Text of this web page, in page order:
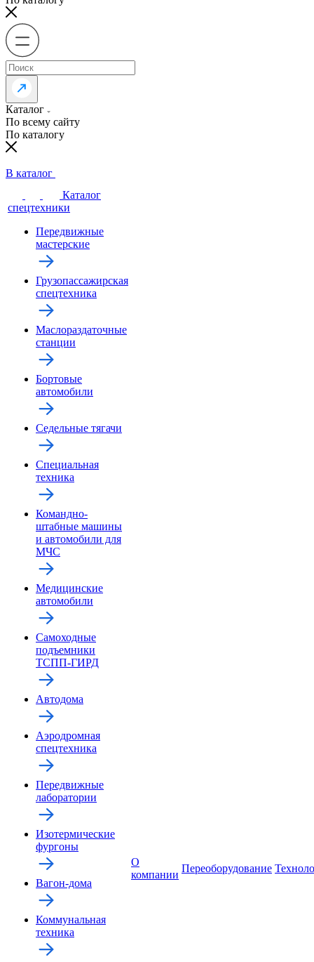
Каталог
По всему сайту
По каталогу
В каталог
Каталог
спецтехники
Передвижные
мастерские
Грузопассажирская
спецтехника
Маслораздаточные
станции
Бортовые
автомобили
Седельные тягачи
Специальная
техника
Командно-
штабные машины
и автомобили для
МЧС
Медицинские
автомобили
Самоходные
подъемники
ТСПП-ГИРД
Автодома
Аэродромная
спецтехника
Передвижные
лаборатории
Изотермические
фургоны
Вагон-дома
Коммунальная
техника
О
компании
Переоборудование